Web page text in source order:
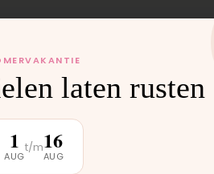
laten rusten
1
AUG
t/m16
AUG